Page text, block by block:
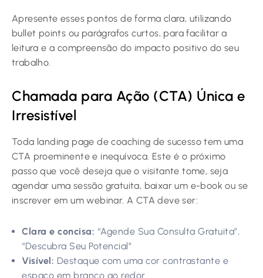
Apresente esses pontos de forma clara, utilizando
bullet points ou parágrafos curtos, para facilitar a
leitura e a compreensão do impacto positivo do seu
trabalho.
Chamada para Ação (CTA) Única e
Irresistível
Toda landing page de coaching de sucesso tem uma
CTA proeminente e inequívoca. Este é o próximo
passo que você deseja que o visitante tome, seja
agendar uma sessão gratuita, baixar um e-book ou se
inscrever em um webinar. A CTA deve ser:
Clara e concisa: “Agende Sua Consulta Gratuita”,
“Descubra Seu Potencial”
Visível: Destaque com uma cor contrastante e
espaço em branco ao redor